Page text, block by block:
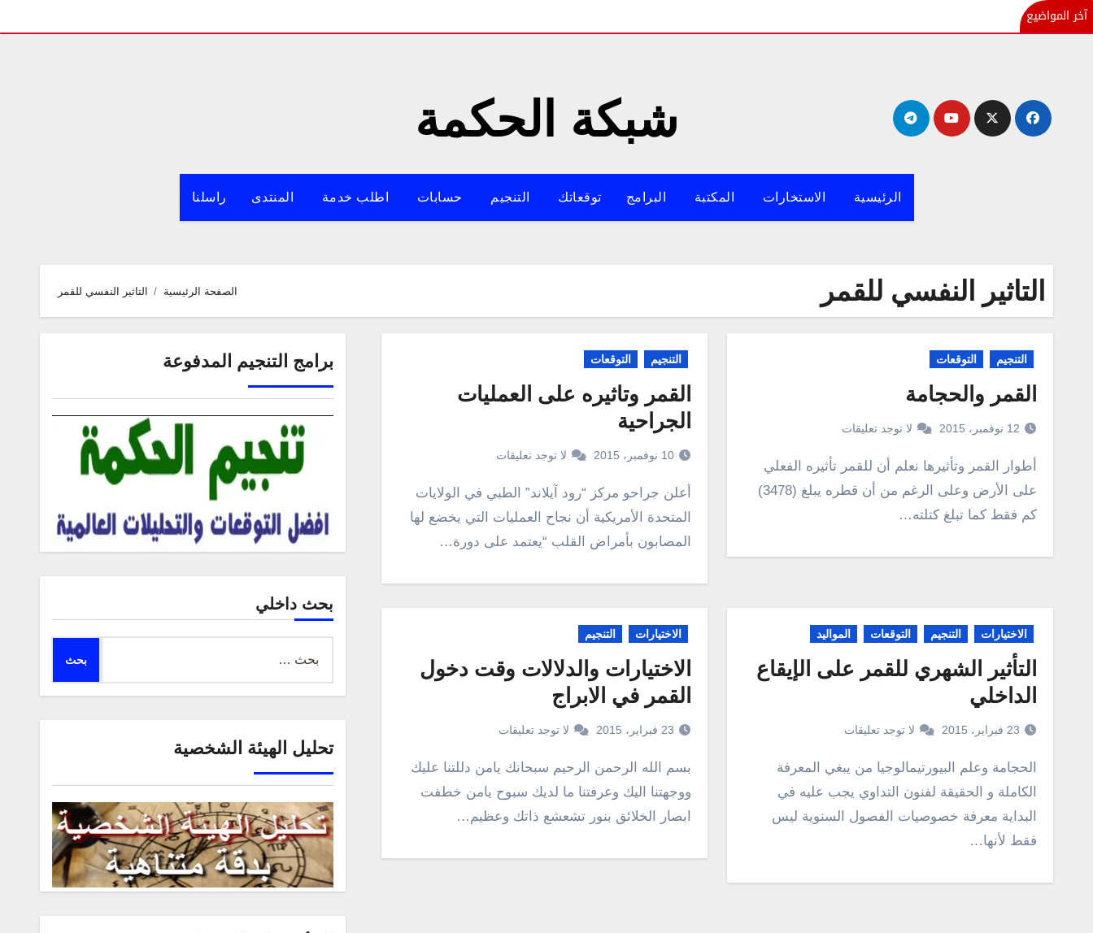
آخر المواضيع
شبكة الحكمة
الرئيسية الاستخارات المكتبة البرامج توقعاتك التنجيم حسابات اطلب خدمة المنتدى راسلنا
التاثير النفسي للقمر الصفحة الرئيسية التاثير النفسي للقمر
التنجيم التوقعات
القمر والحجامة
12 نوفمبر، 2015 لا توجد تعليقات
أطوار القمر وتأثيرها نعلم أن للقمر تأثيره الفعلي
على الأرض وعلى الرغم من أن قطره يبلغ (3478)
كم فقط كما تبلغ كتلته…
التنجيم التوقعات
القمر وتاثيره على العمليات
الجراحية
10 نوفمبر، 2015 لا توجد تعليقات
أعلن جراحو مركز “رود آيلاند” الطبي في الولايات
المتحدة الأمريكية أن نجاح العمليات التي يخضع لها
المصابون بأمراض القلب “يعتمد على دورة…
الاختيارات التنجيم التوقعات المواليد
التأثير الشهري للقمر على الإيقاع
الداخلي
23 فبراير، 2015 لا توجد تعليقات
الحجامة وعلم البيورتيمالوجيا من يبغي المعرفة
الكاملة و الحقيقة لفنون التداوي يجب عليه في
البداية معرفة خصوصيات الفصول السنوية ليس
فقط لأنها…
الاختيارات التنجيم
الاختيارات والدلالات وقت دخول
القمر في الابراج
23 فبراير، 2015 لا توجد تعليقات
بسم الله الرحمن الرحيم سبحانك يامن دللتنا عليك
ووجهتنا اليك وعرفتنا ما لديك سبوح يامن خطفت
ابصار الخلائق بنور تشعشع ذاتك وعظيم…
برامج التنجيم المدفوعة
بحث داخلي
عن:
تحليل الهيئة الشخصية